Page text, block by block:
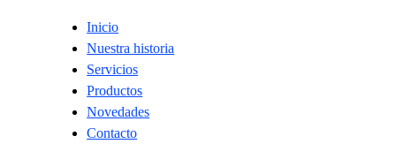
Inicio
Nuestra historia
Servicios
Productos
Novedades
Contacto